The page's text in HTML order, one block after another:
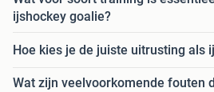
ijshockey goalie?
Hoe kies je de juiste uitrusting als
Wat zijn veelvoorkomende fouten